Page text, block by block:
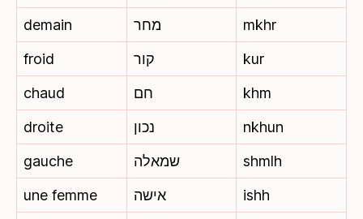
demain
מחר
mkhr
froid
קור
kur
chaud
חם
khm
droite
נכון
nkhun
gauche
שמאלה
shmlh
une femme
אישה
ishh